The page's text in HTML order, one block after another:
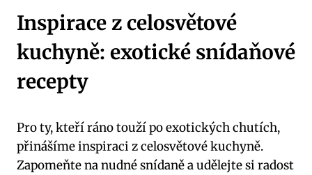
Inspirace z celosvětové
kuchyně: exotické snídaňové
recepty
Pro ty, kteří ráno touží po exotických chutích,
přinášíme inspiraci z celosvětové kuchyně.
Zapomeňte na nudné snídaně a udělejte si radost